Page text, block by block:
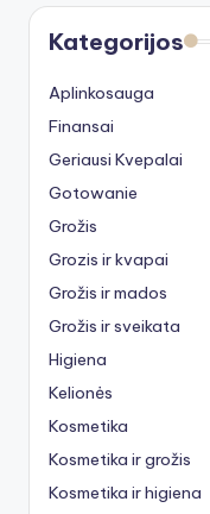
Kategorijos
Aplinkosauga
Finansai
Geriausi Kvepalai
Gotowanie
Grožis
Grozis ir kvapai
Grožis ir mados
Grožis ir sveikata
Higiena
Kelionės
Kosmetika
Kosmetika ir grožis
Kosmetika ir higiena